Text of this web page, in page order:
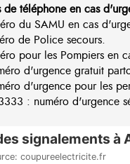
de téléphone en cas
du SAMU en cas
de Police secours.
pour les Pompiers en
d'urgence gratuit
d'urgence pour les
: numéro d'urgence
signalements à
coupureelectricite.fr